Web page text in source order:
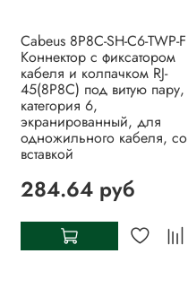
Cabeus 8P8C-SH-C6-TWP-F
Коннектор с фиксатором
кабеля и колпачком RJ-
45(8P8C) под витую пару,
категория 6,
экранированный, для
одножильного кабеля, со
вставкой
284.64 руб